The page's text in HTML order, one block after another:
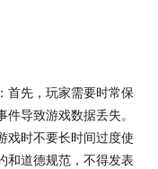
首先，玩家需要时常保
导致游戏数据丢失。
戏时不要长时间过度使
和道德规范，不得发表